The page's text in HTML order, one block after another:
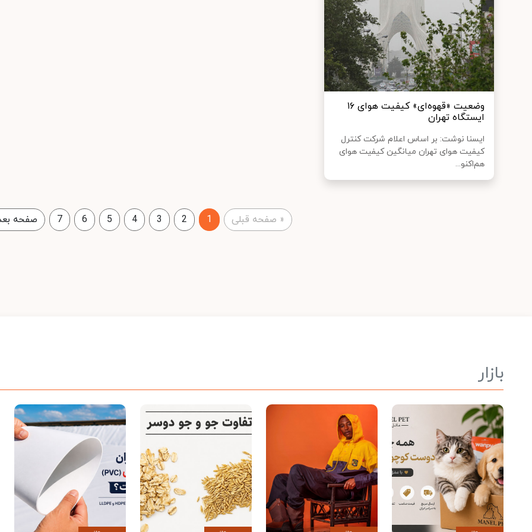
وضعیت «قهوه‌ای» کیفیت هوای ۱۶
ایستگاه تهران
ایسنا نوشت: بر اساس اعلام شرکت کنترل
کیفیت هوای تهران میانگین کیفیت هوای
هم‌اکنو...
« صفحه قبلی 1
2
3
4
5
6
7 صفحه
بازار